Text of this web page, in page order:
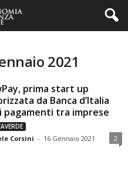
2021
prima start up
da Banca d’Italia
pagamenti tra imprese
Corsini - 16 Gennaio 2021 2